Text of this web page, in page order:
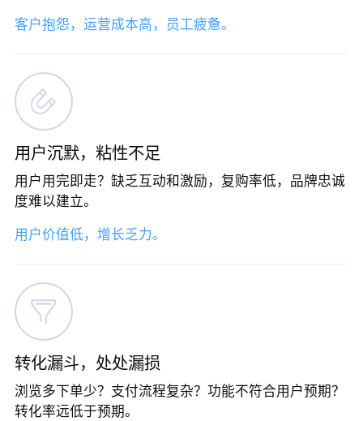
客户抱怨，运营成本高，员工疲惫。
用户沉默，粘性不足
用户用完即走？缺乏互动和激励，复购率低，品牌忠诚
度难以建立。
用户价值低，增长乏力。
转化漏斗，处处漏损
浏览多下单少？支付流程复杂？功能不符合用户预期？
转化率远低于预期。